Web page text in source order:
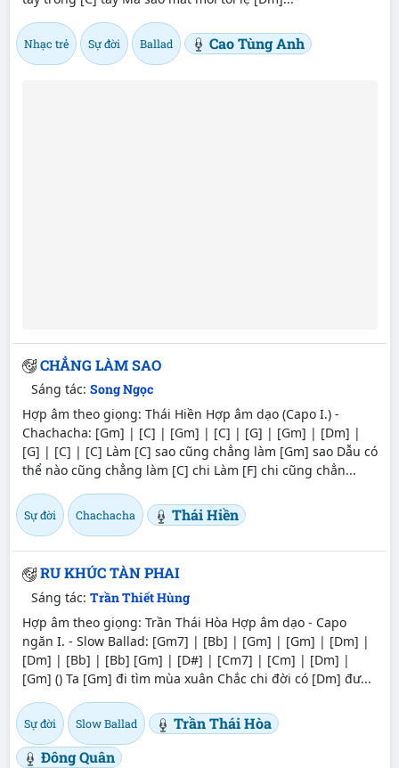
Nhạc trẻ Sự đời Ballad Cao Tùng Anh
CHẲNG LÀM SAO
Sáng tác: Song Ngọc
Hợp âm theo giọng: Thái Hiền Hợp âm dạo (Capo I.) -
Chachacha: [Gm] | [C] | [Gm] | [C] | [G] | [Gm] | [Dm] |
[G] | [C] | [C] Làm [C] sao cũng chẳng làm [Gm] sao Dẫu có
thể nào cũng chẳng làm [C] chi Làm [F] chi cũng chẳn...
Sự đời Chachacha Thái Hiền
RU KHÚC TÀN PHAI
Sáng tác: Trần Thiết Hùng
Hợp âm theo giọng: Trần Thái Hòa Hợp âm dạo - Capo
ngăn I. - Slow Ballad: [Gm7] | [Bb] | [Gm] | [Gm] | [Dm] |
[Dm] | [Bb] | [Bb] [Gm] | [D#] | [Cm7] | [Cm] | [Dm] |
[Gm] () Ta [Gm] đi tìm mùa xuân Chắc chi đời có [Dm] đư...
Sự đời Slow Ballad
Trần Thái Hòa
Đông Quân